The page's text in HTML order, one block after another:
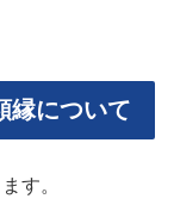
縁について
す。